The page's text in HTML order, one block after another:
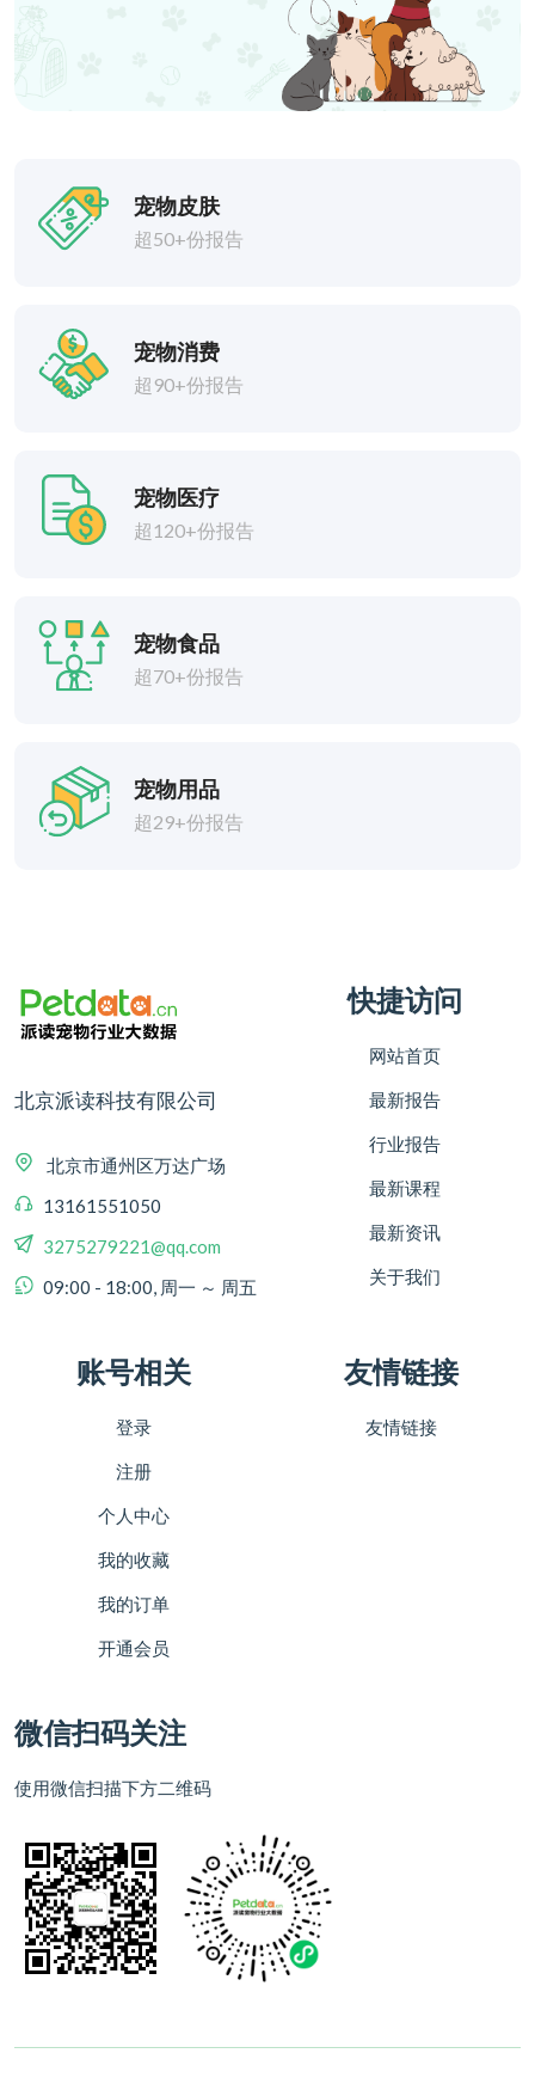
宠物皮肤
超50+份报告
宠物消费
超90+份报告
宠物医疗
超120+份报告
宠物食品
超70+份报告
宠物用品
超29+份报告
北京派读科技有限公司
北京市通州区万达广场
13161551050
3275279221@qq.com
09:00 - 18:00, 周一 ～ 周五
快捷访问
网站首页
最新报告
行业报告
最新课程
最新资讯
关于我们
账号相关
登录
注册
个人中心
我的收藏
我的订单
开通会员
友情链接
友情链接
微信扫码关注
使用微信扫描下方二维码